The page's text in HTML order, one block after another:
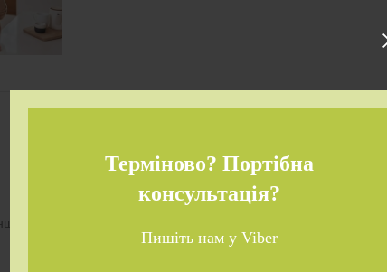
Терміново? Портібна
консультація?
Пишіть нам у Viber
і перший портативний подвійний електричний